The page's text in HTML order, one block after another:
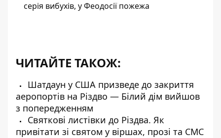
серія вибухів, у Феодосії пожежа
ЧИТАЙТЕ ТАКОЖ:
Шатдаун у США призведе до закриття
аеропортів на Різдво — Білий дім вийшов
з попередженням
Святкові листівки до Різдва. Як
привітати зі святом у віршах, прозі та СМС